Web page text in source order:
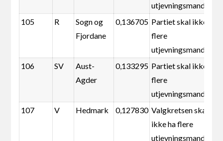
utjevningsmandater
105
R
Sogn og
Fjordane
0,136705 Partiet skal ikke ha
flere
utjevningsmandater
106
SV
Aust-
Agder
0,133295 Partiet skal ikke ha
flere
utjevningsmandater
107
V Hedmark 0,127830 Valgkretsen skal
ikke ha flere
utjevningsmandater